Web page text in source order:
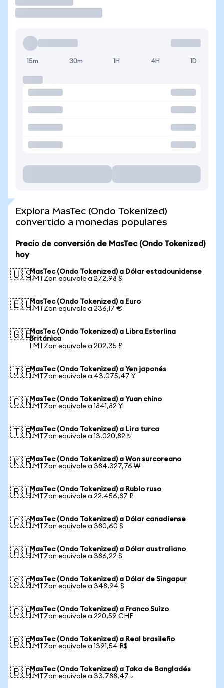
15m 30m 1H 4H 1D
Explora MasTec (Ondo Tokenized)
convertido a monedas populares
Precio de conversión de MasTec (Ondo Tokenized)
hoy
🇺🇸MasTec (Ondo Tokenized) a Dólar estadounidense
1 MTZon equivale a 272,98 $
🇪🇺MasTec (Ondo Tokenized) a Euro
1 MTZon equivale a 236,17 €
🇬🇧MasTec (Ondo Tokenized) a Libra Esterlina
Británica
1 MTZon equivale a 202,35 £
🇯🇵MasTec (Ondo Tokenized) a Yen japonés
1 MTZon equivale a 43.075,47 ¥
🇨🇳MasTec (Ondo Tokenized) a Yuan chino
1 MTZon equivale a 1841,82 ¥
🇹🇷MasTec (Ondo Tokenized) a Lira turca
1 MTZon equivale a 13.020,82 ₺
🇰🇷MasTec (Ondo Tokenized) a Won surcoreano
1 MTZon equivale a 384.327,76 ₩
🇷🇺MasTec (Ondo Tokenized) a Rublo ruso
1 MTZon equivale a 22.456,87 ₽
🇨🇦MasTec (Ondo Tokenized) a Dólar canadiense
1 MTZon equivale a 380,60 $
🇦🇺MasTec (Ondo Tokenized) a Dólar australiano
1 MTZon equivale a 386,22 $
🇸🇬MasTec (Ondo Tokenized) a Dólar de Singapur
1 MTZon equivale a 348,94 $
🇨🇭MasTec (Ondo Tokenized) a Franco Suizo
1 MTZon equivale a 220,59 CHF
🇧🇷MasTec (Ondo Tokenized) a Real brasileño
1 MTZon equivale a 1391,54 R$
🇧🇩MasTec (Ondo Tokenized) a Taka de Bangladés
1 MTZon equivale a 33.788,47 ৳